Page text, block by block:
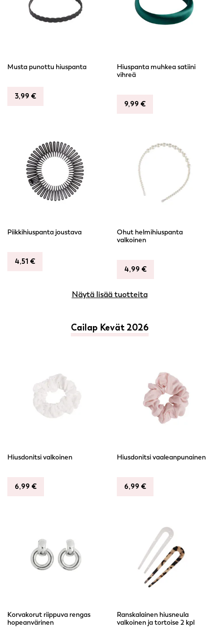
Musta punottu hiuspanta
3,99 €
Hiuspanta muhkea satiini
vihreä
9,99 €
Piikkihiuspanta joustava
4,51 €
Ohut helmihiuspanta
valkoinen
4,99 €
Näytä lisää tuotteita
Cailap Kevät 2026
Hiusdonitsi valkoinen
6,99 €
Hiusdonitsi vaaleanpunainen
6,99 €
Korvakorut riippuva rengas
hopeanvärinen
Ranskalainen hiusneula
valkoinen ja tortoise 2 kpl